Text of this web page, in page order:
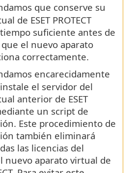
que conserve su
de ESET PROTECT
suficiente antes de
el nuevo aparato
correctamente.
encarecidamente
el servidor del
anterior de ESET
un script de
Este procedimiento de
también eliminará
las licencias del
nuevo aparato virtual de